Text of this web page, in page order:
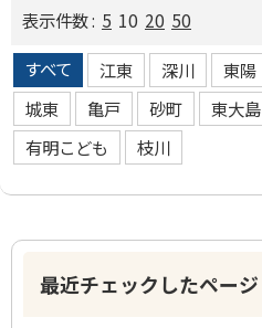
表示件数 : 5 10 20 50
すべて
江東 深川 東陽
城東
亀戸 砂町 東大島
有明こども
枝川
最近チェックしたページ